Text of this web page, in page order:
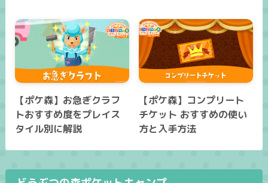
【ポケ森】お急ぎクラフ
トおすすめ度をプレイス
タイル別に解説
【ポケ森】コンプリート
チケット おすすめの使い
方と入手方法